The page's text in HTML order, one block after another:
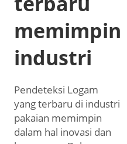
memimpin
industri
Pendeteksi Logam
yang terbaru di industri
pakaian memimpin
dalam hal inovasi dan